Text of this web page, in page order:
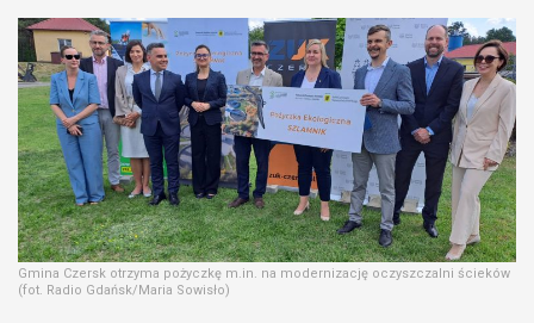
Gmina Czersk otrzyma pożyczkę m.in. na modernizację oczyszczalni ścieków
(fot. Radio Gdańsk/Maria Sowisło)